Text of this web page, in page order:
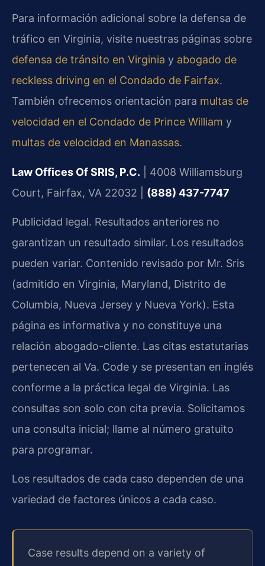
Para información adicional sobre la defensa de
tráfico en Virginia, visite nuestras páginas sobre
defensa de tránsito en Virginia y abogado de
reckless driving en el Condado de Fairfax.
También ofrecemos orientación para multas de
velocidad en el Condado de Prince William y
multas de velocidad en Manassas.
Law Offices Of SRIS, P.C. | 4008 Williamsburg
Court, Fairfax, VA 22032 | (888) 437-7747
Publicidad legal. Resultados anteriores no
garantizan un resultado similar. Los resultados
pueden variar. Contenido revisado por Mr. Sris
(admitido en Virginia, Maryland, Distrito de
Columbia, Nueva Jersey y Nueva York). Esta
página es informativa y no constituye una
relación abogado-cliente. Las citas estatutarias
pertenecen al Va. Code y se presentan en inglés
conforme a la práctica legal de Virginia. Las
consultas son solo con cita previa. Solicitamos
una consulta inicial; llame al número gratuito
para programar.
Los resultados de cada caso dependen de una
variedad de factores únicos a cada caso.
Case results depend on a variety of